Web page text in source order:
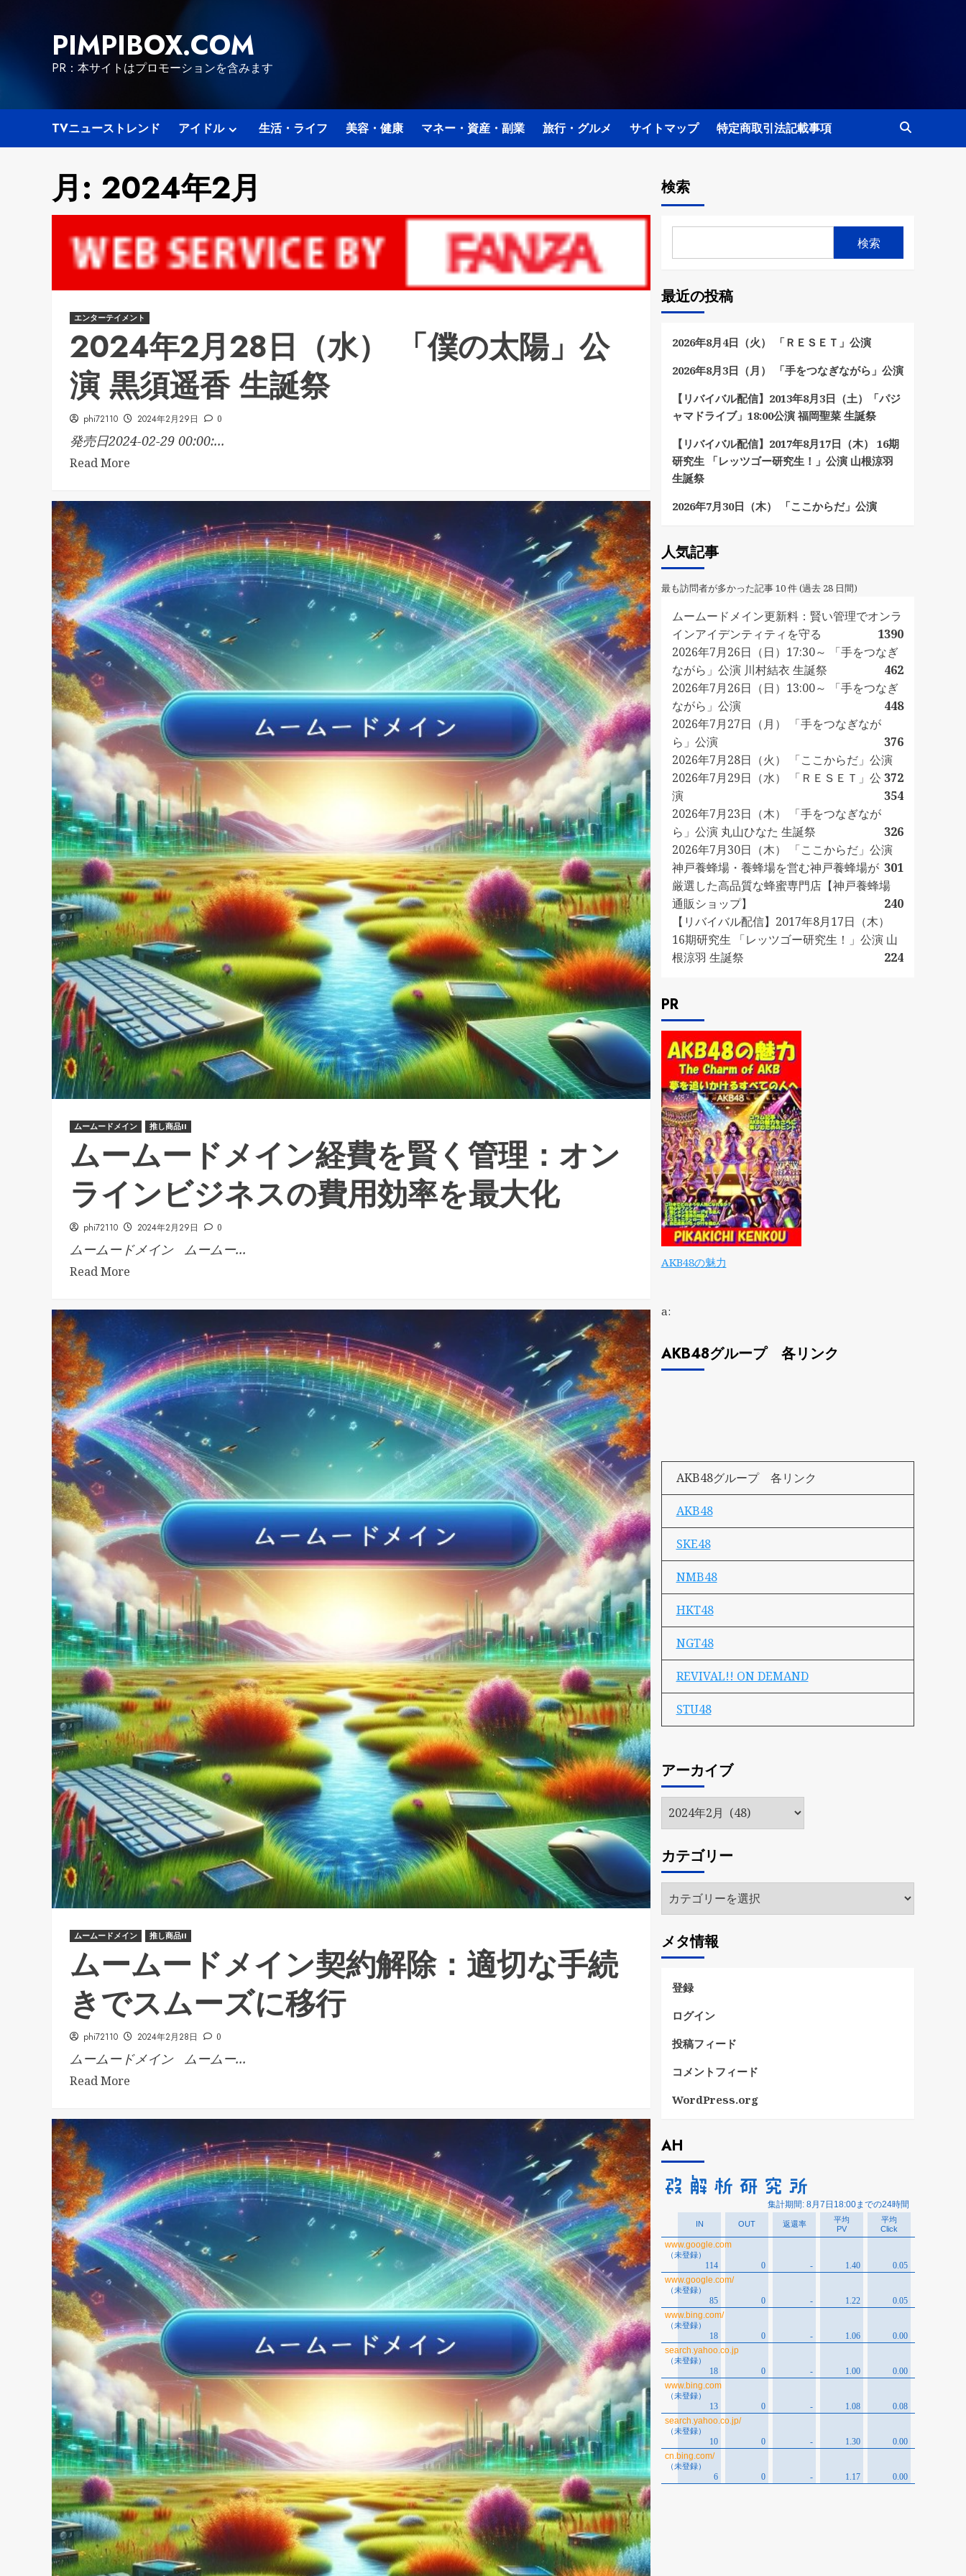
PIMPIBOX.COM
PR：本サイトはプロモーションを含みます
TVニューストレンド アイドル 生活・ライフ 美容・健康 マネー・資産・副業 旅行・グルメ サイトマップ 特定商取引法記載事項
月: 2024年2月
エンターテイメント
2024年2月28日（水） 「僕の太陽」公
演 黒須遥香 生誕祭
phi72110 2024年2月29日 0
発売日2024-02-29 00:00:...
Read More
ムームードメイン 推し商品II
ムームードメイン経費を賢く管理：オン
ラインビジネスの費用効率を最大化
phi72110 2024年2月29日 0
ムームードメイン ムームー...
Read More
ムームードメイン 推し商品II
ムームードメイン契約解除：適切な手続
きでスムーズに移行
phi72110 2024年2月28日 0
ムームードメイン ムームー...
Read More
検索
検索
最近の投稿
2026年8月4日（火） 「ＲＥＳＥＴ」公演
2026年8月3日（月） 「手をつなぎながら」公演
【リバイバル配信】2013年8月3日（土）「パジ
ャマドライブ」18:00公演 福岡聖菜 生誕祭
【リバイバル配信】2017年8月17日（木） 16期
研究生 「レッツゴー研究生！」公演 山根涼羽
生誕祭
2026年7月30日（木） 「ここからだ」公演
人気記事
最も訪問者が多かった記事 10 件 (過去 28 日間)
ムームードメイン更新料：賢い管理でオンラ
インアイデンティティを守る
1390
2026年7月26日（日）17:30～ 「手をつなぎ
ながら」公演 川村結衣 生誕祭
462
2026年7月26日（日）13:00～ 「手をつなぎ
ながら」公演
448
2026年7月27日（月） 「手をつなぎなが
ら」公演
376
2026年7月28日（火） 「ここからだ」公演
372
2026年7月29日（水） 「ＲＥＳＥＴ」公
演
354
2026年7月23日（木） 「手をつなぎなが
ら」公演 丸山ひなた 生誕祭
326
2026年7月30日（木） 「ここからだ」公演
301
神戸養蜂場・養蜂場を営む神戸養蜂場が
厳選した高品質な蜂蜜専門店【神戸養蜂場
通販ショップ】
240
【リバイバル配信】2017年8月17日（木）
16期研究生 「レッツゴー研究生！」公演 山
根涼羽 生誕祭
224
PR
AKB48の魅力
a:
AKB48グループ 各リンク
AKB48グループ 各リンク
AKB48
SKE48
NMB48
HKT48
NGT48
REVIVAL!! ON DEMAND
STU48
アーカイブ
ア
イ
ブ
カテゴリー
テ
リ
ー
メタ情報
登録
ログイン
投稿フィード
コメントフィード
WordPress.org
AH